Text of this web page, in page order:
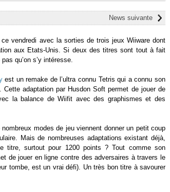
News suivante
vendredi avec la sorties de trois jeux Wiiware dont
aux Etats-Unis. Si deux des titres sont tout à fait
qu’on s’y intéresse.
est un remake de l’ultra connu Tetris qui a connu son
adaptation par Husdon Soft permet de jouer de
la balance de Wiifit avec des graphismes et des
modes de jeu viennent donner un petit coup
Mais de nombreuses adaptations existant déjà,
titre, surtout pour 1200 points ? Tout comme son
de jouer en ligne contre des adversaires à travers le
tombe, est un vrai défi). Un très bon titre à savourer